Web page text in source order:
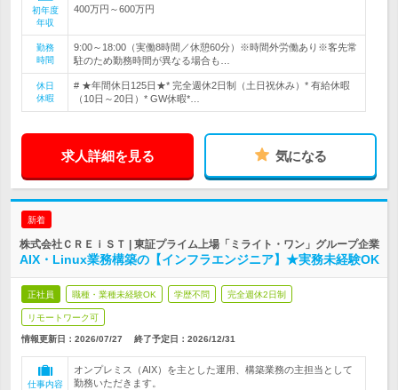
初年度
年収
400万円～600万円
勤務
時間
9:00～18:00（実働8時間／休憩60分）※時間外労働あり※客先常
駐のため勤務時間が異なる場合も…
休日
休暇
# ★年間休日125日★* 完全週休2日制（土日祝休み）* 有給休暇
（10日～20日）* GW休暇*…
求人詳細を見る 気になる
新着
株式会社ＣＲＥｉＳＴ | 東証プライム上場「ミライト・ワン」グループ企業
AIX・Linux業務構築の【インフラエンジニア】★実務未経験OK
正社員 職種・業種未経験OK 学歴不問 完全週休2日制
リモートワーク可
情報更新日：2026/07/27 終了予定日： 2026/12/31
仕事内容
オンプレミス（AIX）を主とした運用、構築業務の主担当として
勤務いただきます。